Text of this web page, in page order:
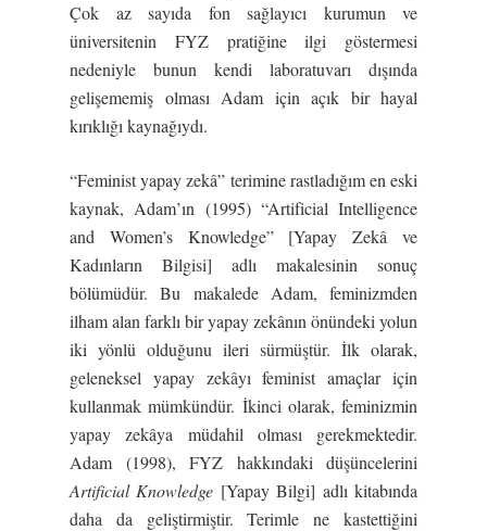
Çok az sayıda fon sağlayıcı kurumun ve
üniversitenin FYZ pratiğine ilgi göstermesi
nedeniyle bunun kendi laboratuvarı dışında
gelişememiş olması Adam için açık bir hayal
kırıklığı kaynağıydı.
“Feminist yapay zekâ” terimine rastladığım en eski
kaynak, Adam’ın (1995) “Artificial Intelligence
and Women’s Knowledge” [Yapay Zekâ ve
Kadınların Bilgisi] adlı makalesinin sonuç
bölümüdür. Bu makalede Adam, feminizmden
ilham alan farklı bir yapay zekânın önündeki yolun
iki yönlü olduğunu ileri sürmüştür. İlk olarak,
geleneksel yapay zekâyı feminist amaçlar için
kullanmak mümkündür. İkinci olarak, feminizmin
yapay zekâya müdahil olması gerekmektedir.
Adam (1998), FYZ hakkındaki düşüncelerini
Artificial Knowledge [Yapay Bilgi] adlı kitabında
daha da geliştirmiştir. Terimle ne kastettiğini